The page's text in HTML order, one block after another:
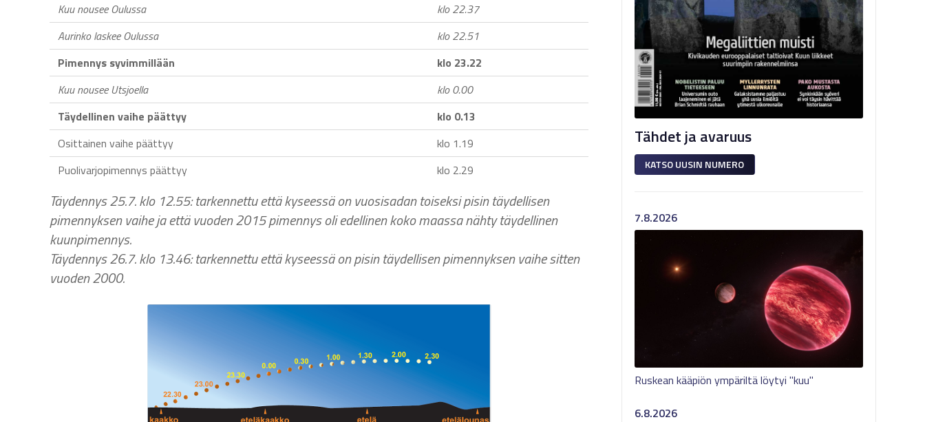
Kuu nousee Oulussa
klo 22.37
Aurinko laskee Oulussa
klo 22.51
Pimennys syvimmillään
klo 23.22
Kuu nousee Utsjoella
klo 0.00
Täydellinen vaihe päättyy
klo 0.13
Osittainen vaihe päättyy
klo 1.19
Puolivarjopimennys päättyy
klo 2.29
Täydennys 25.7. klo 12.55: tarkennettu että kyseessä on vuosisadan toiseksi pisin täydellisen
pimennyksen vaihe ja että vuoden 2015 pimennys oli edellinen koko maassa nähty täydellinen
kuunpimennys.
Täydennys 26.7. klo 13.46: tarkennettu että kyseessä on pisin täydellisen pimennyksen vaihe sitten
vuoden 2000.
Tähdet ja avaruus
KATSO UUSIN NUMERO
7.8.2026
Ruskean kääpiön ympäriltä löytyi "kuu"
6.8.2026